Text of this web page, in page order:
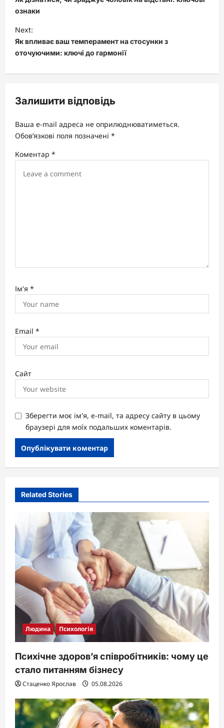
s
t
n
a
v
g
a
t
i
ознаки
Next:
Як впливає ваш темперамент на стосунки з
оточуючими: ключі до гармонії
Залишити відповідь
Ваша e-mail адреса не оприлюднюватиметься.
Обов’язкові поля позначені *
Коментар *
Ім'я *
Email *
Сайт
Зберегти моє ім'я, e-mail, та адресу сайту в цьому
браузері для моїх подальших коментарів.
Related Stories
Людина Психологія
Психічне здоров’я співробітників: чому це
стало питанням бізнесу
Стаценко Ярослав 05.08.2026